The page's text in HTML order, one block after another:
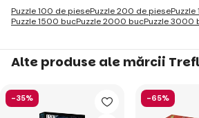
Puzzle 100 de piesePuzzle 200 de piese
Puzzle 1500 bucPuzzle 2000 bucPuzzle 3000
Alte produse ale mărcii Trefl
-35% -65%